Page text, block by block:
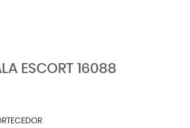
ESCORT 16088